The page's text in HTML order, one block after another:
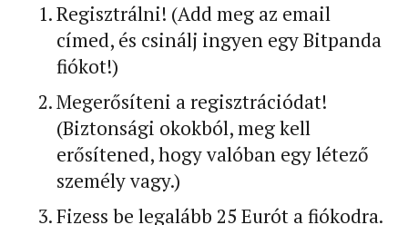
Regisztrálni! (Add meg az email
címed, és csinálj ingyen egy Bitpanda
fiókot!)
Megerősíteni a regisztrációdat!
(Biztonsági okokból, meg kell
erősítened, hogy valóban egy létező
személy vagy.)
Fizess be legalább 25 Eurót a fiókodra.